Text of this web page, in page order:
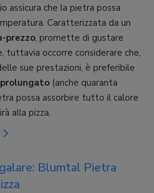
assicura che la pietra possa
Caratterizzata da un
prezzo, promette di gustare
tuttavia occorre considerare che,
sue prestazioni, è preferibile
(anche quaranta
possa assorbire tutto il calore
alla pizza.
Blumtal Pietra